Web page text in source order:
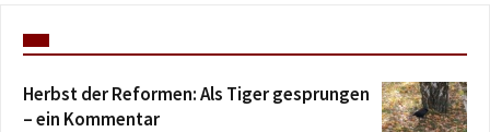
Herbst der Reformen: Als Tiger gesprungen
– ein Kommentar